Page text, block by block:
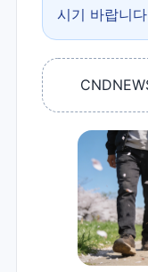
시기 바랍니